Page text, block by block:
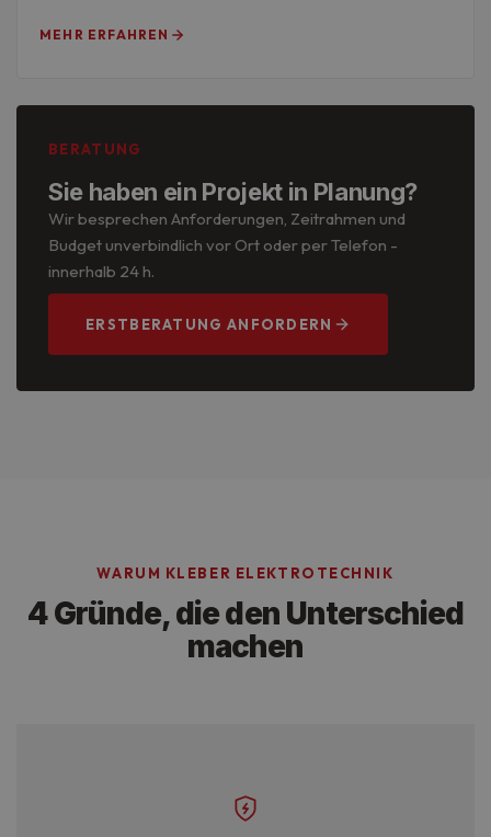
MEHR ERFAHREN
BERATUNG
Sie haben ein Projekt in Planung?
Wir besprechen Anforderungen, Zeitrahmen und
Budget unverbindlich vor Ort oder per Telefon -
innerhalb 24 h.
ERSTBERATUNG ANFORDERN
WARUM KLEBER ELEKTROTECHNIK
4 Gründe, die den Unterschied
machen